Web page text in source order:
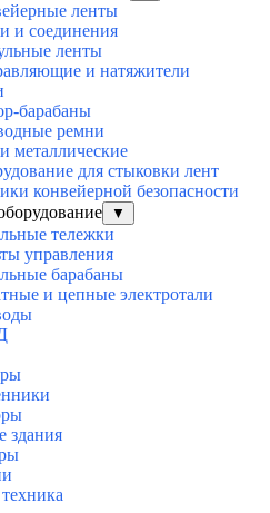
ленты
и соединения
ленты
и натяжители
барабаны
ремни
металлические
для стыковки лент
конвейерной безопасности
▼
тележки
управления
барабаны
и цепные электротали
здания